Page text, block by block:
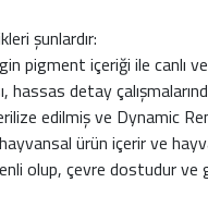
şunlardır:
pigment içeriği ile canlı ve
hassas detay
edilmiş ve Dynamic
ürün içerir ve
olup, çevre dostudur ve